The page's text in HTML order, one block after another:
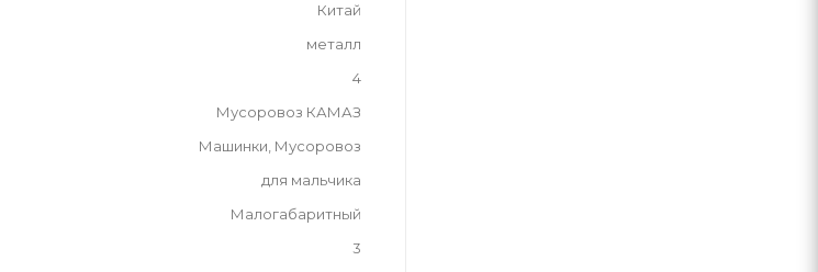
Китай
металл
4
Мусоровоз КАМАЗ
Машинки, Мусоровоз
для мальчика
Малогабаритный
3